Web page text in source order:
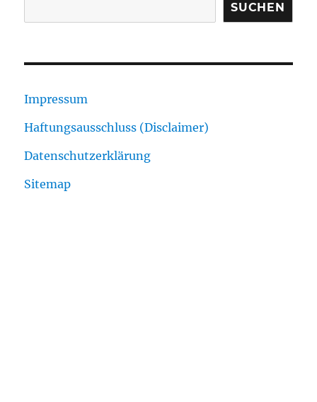
SUCHEN
Impressum
Haftungsausschluss (Disclaimer)
Datenschutzerklärung
Sitemap